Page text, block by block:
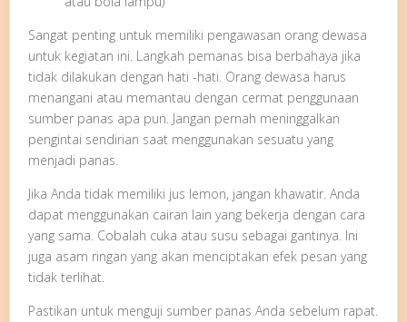
Sangat penting untuk memiliki pengawasan orang dewasa
untuk kegiatan ini. Langkah pemanas bisa berbahaya jika
tidak dilakukan dengan hati -hati. Orang dewasa harus
menangani atau memantau dengan cermat penggunaan
sumber panas apa pun. Jangan pernah meninggalkan
pengintai sendirian saat menggunakan sesuatu yang
menjadi panas.
Jika Anda tidak memiliki jus lemon, jangan khawatir. Anda
dapat menggunakan cairan lain yang bekerja dengan cara
yang sama. Cobalah cuka atau susu sebagai gantinya. Ini
juga asam ringan yang akan menciptakan efek pesan yang
tidak terlihat.
Pastikan untuk menguji sumber panas Anda sebelum rapat.